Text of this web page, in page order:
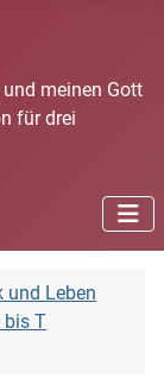
meinen Gott
für drei
und Leben
bis T